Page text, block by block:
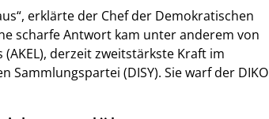
erklärte der Chef der Demokratischen
scharfe Antwort kam unter anderem von
derzeit zweitstärkste Kraft im
(DISY). Sie warf der DIKO